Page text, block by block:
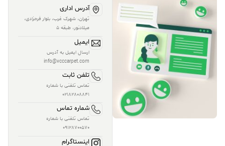
آدرس اداری
تهران، شهرک غرب، بلوار فرحزادی،
میلادنور، طبقه 5
ایمیل
ارسال ایمیل به آدرس
info@vcccarpet.com
تلفن ثابت
تماس تلفنی با شماره
02182808841
شماره تماس
تماس تلفنی با شماره
09128700570
اینستاگرام